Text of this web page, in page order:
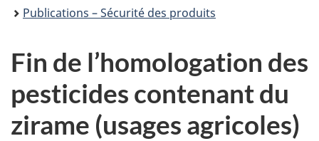
Publications – Sécurité des produits
Fin de l’homologation des
pesticides contenant du
zirame (usages agricoles)